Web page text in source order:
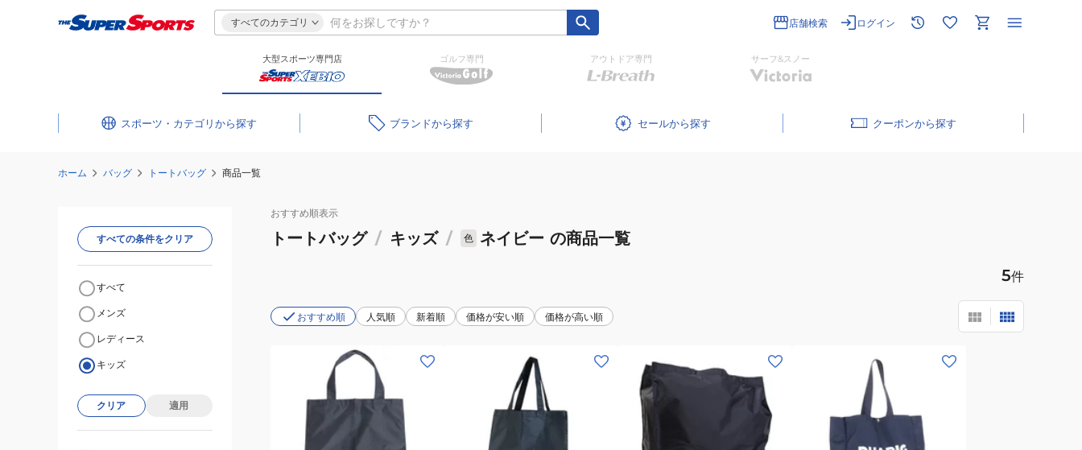
すべてのカテゴリ 店舗検索 ログイン
大型スポーツ専門店 ゴルフ専門 アウトドア専門 サーフ&スノー
スポーツ・カテゴリ ブランド セール クーポン
ホーム バッグ トートバッグ 商品一覧
おすすめ順表示
トートバッグ / キッズ / 色 ネイビー の商品一覧
5件
おすすめ順 人気順 新着順 価格が安い順 価格が高い順
すべての条件をクリア
すべて
メンズ
レディース
キッズ
クリア 適用